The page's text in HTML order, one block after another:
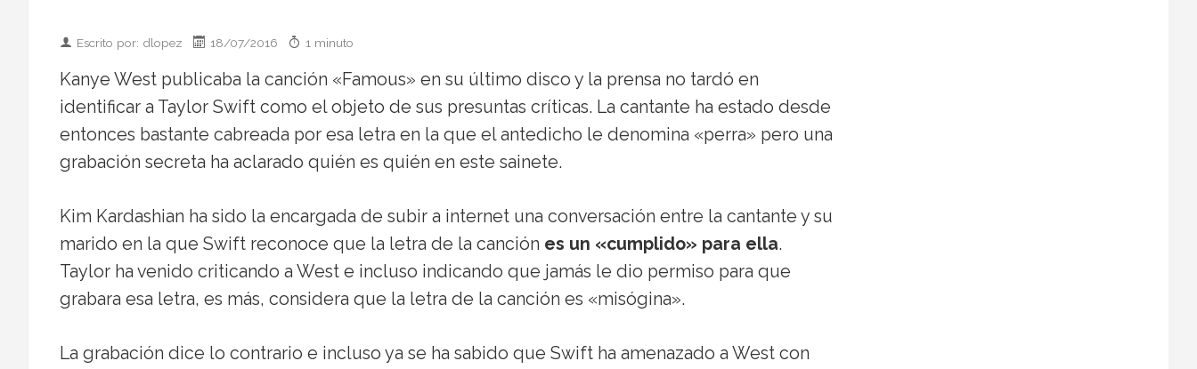
Escrito por: dlopez 18/07/2016 1 minuto
Kanye West publicaba la canción «Famous» en su último disco y la prensa no tardó en
identificar a Taylor Swift como el objeto de sus presuntas críticas. La cantante ha estado desde
entonces bastante cabreada por esa letra en la que el antedicho le denomina «perra» pero una
grabación secreta ha aclarado quién es quién en este sainete.
Kim Kardashian ha sido la encargada de subir a internet una conversación entre la cantante y su
marido en la que Swift reconoce que la letra de la canción es un «cumplido» para ella.
Taylor ha venido criticando a West e incluso indicando que jamás le dio permiso para que
grabara esa letra, es más, considera que la letra de la canción es «misógina».
La grabación dice lo contrario e incluso ya se ha sabido que Swift ha amenazado a West con